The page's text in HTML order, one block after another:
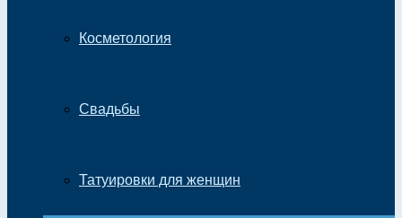
Косметология
Свадьбы
Татуировки для женщин